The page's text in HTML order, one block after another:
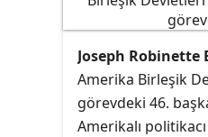
yasama organının
kazanmadan bunu
Parlamenter
ile yasama
işbirliği bulunur.
Joseph Robinette
Amerika Birleşik
görevdeki 46.
Amerikalı